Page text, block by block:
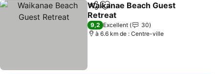
PartagerAjouter à mes favoris
Waikanae Beach Guest
Retreat
Consulter les prix
9,2 Excellent
30
à 6.6 km de : Centre-ville